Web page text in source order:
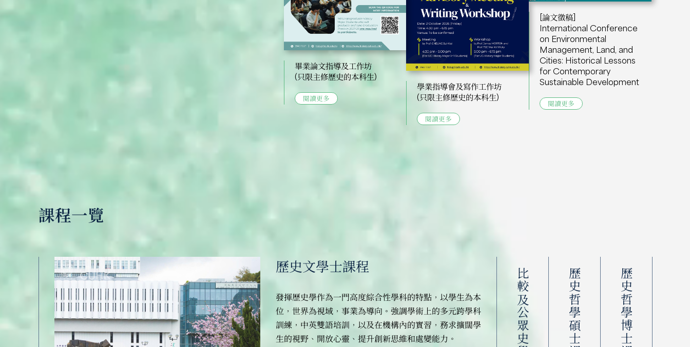
畢業論文指導及工作坊
(只限主修歷史的本科生)
閱讀更多
學業指導會及寫作工作坊
(只限主修歷史的本科生)
閱讀更多
[論文徵稿]
International Conference
on Environmental
Management, Land, and
Cities: Historical Lessons
for Contemporary
Sustainable Development
閱讀更多
課程一覽
歷史文學士課程
歷史文學士課程
發揮歷史學作為一門高度綜合性學科的特點，以學生為本
位，世界為視域，事業為導向。強調學術上的多元跨學科
訓練，中英雙語培訓，以及在機構內的實習，務求擴闊學
生的視野、開放心靈、提升創新思維和處變能力。
歷史哲學碩士課程 歷史哲學博士課程